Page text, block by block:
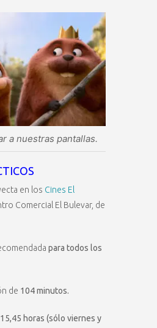
a nuestras pantallas.
en los Cines El
Comercial El Bulevar, de
para todos los
de 104 minutos.
15,45 horas (sólo viernes y